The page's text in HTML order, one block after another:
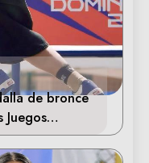
de bronce